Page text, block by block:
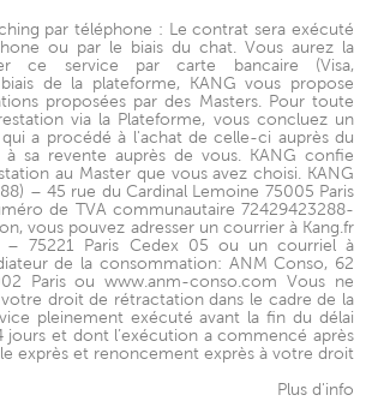
par téléphone : Le contrat sera exécuté
ou par le biais du chat. Vous aurez la
ce service par carte bancaire (Visa,
de la plateforme, KANG vous propose
proposées par des Masters. Pour toute
via la Plateforme, vous concluez un
a procédé à l'achat de celle-ci auprès du
sa revente auprès de vous. KANG confie
au Master que vous avez choisi. KANG
– 45 rue du Cardinal Lemoine 75005 Paris
de TVA communautaire 72429423288-
vous pouvez adresser un courrier à Kang.fr
– 75221 Paris Cedex 05 ou un courriel à
de la consommation: ANM Conso, 62
Paris ou www.anm-conso.com Vous ne
droit de rétractation dans le cadre de la
pleinement exécuté avant la fin du délai
jours et dont l’exécution a commencé après
exprès et renoncement exprès à votre droit
Plus d'info